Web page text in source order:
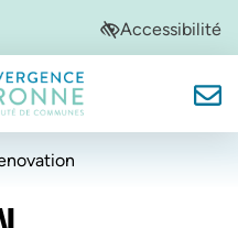
onglet)onglet)
un nouvel onglet)Accessibilité
Garonne